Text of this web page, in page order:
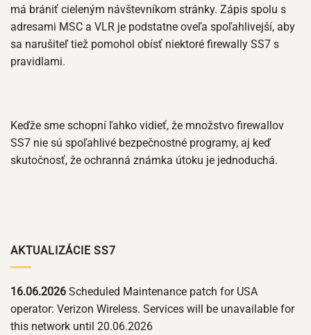
má brániť cieleným návštevníkom stránky. Zápis spolu s
adresami MSC a VLR je podstatne oveľa spoľahlivejší, aby
sa narušiteľ tiež pomohol obísť niektoré firewally SS7 s
pravidlami.
Keďže sme schopní ľahko vidieť, že množstvo firewallov
SS7 nie sú spoľahlivé bezpečnostné programy, aj keď
skutočnosť, že ochranná známka útoku je jednoduchá.
AKTUALIZÁCIE SS7
16.06.2026 Scheduled Maintenance patch for USA
operator: Verizon Wireless. Services will be unavailable for
this network until 20.06.2026